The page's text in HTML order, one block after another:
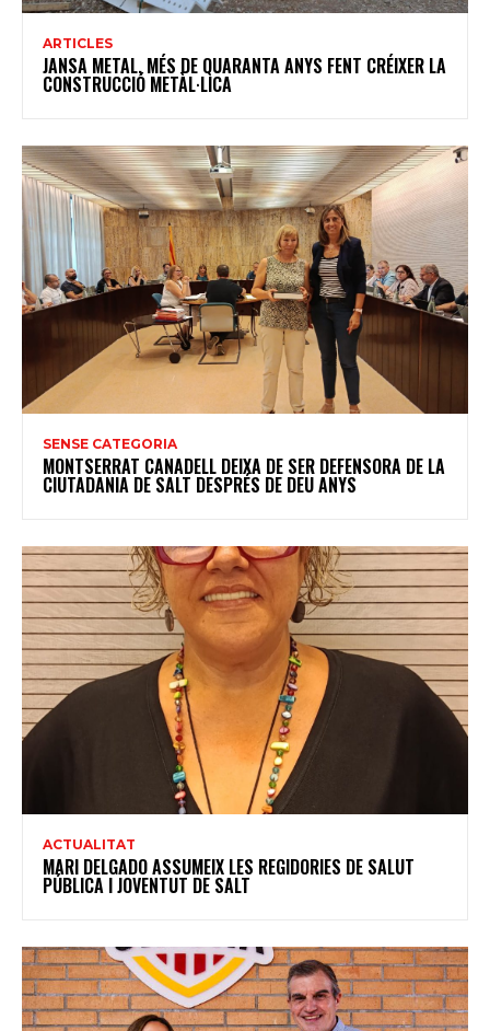
ARTICLES
JANSA METAL, MÉS DE QUARANTA ANYS FENT CRÉIXER LA
CONSTRUCCIÓ METÀL·LICA
SENSE CATEGORIA
MONTSERRAT CANADELL DEIXA DE SER DEFENSORA DE LA
CIUTADANIA DE SALT DESPRÉS DE DEU ANYS
ACTUALITAT
MARI DELGADO ASSUMEIX LES REGIDORIES DE SALUT
PÚBLICA I JOVENTUT DE SALT